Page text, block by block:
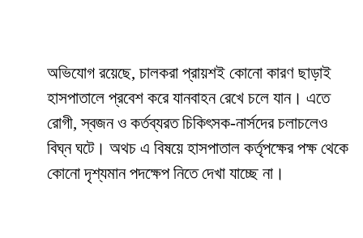
অভিযোগ রয়েছে, চালকরা প্রায়শই কোনো কারণ ছাড়াই
হাসপাতালে প্রবেশ করে যানবাহন রেখে চলে যান। এতে
রোগী, স্বজন ও কর্তব্যরত চিকিৎসক-নার্সদের চলাচলেও
বিঘ্ন ঘটে। অথচ এ বিষয়ে হাসপাতাল কর্তৃপক্ষের পক্ষ থেকে
কোনো দৃশ্যমান পদক্ষেপ নিতে দেখা যাচ্ছে না।